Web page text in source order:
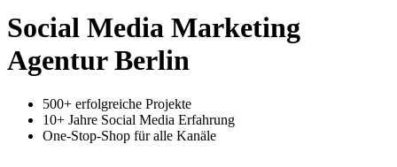
Social Media Marketing
Agentur Berlin
500+ erfolgreiche Projekte
10+ Jahre Social Media Erfahrung
One-Stop-Shop für alle Kanäle